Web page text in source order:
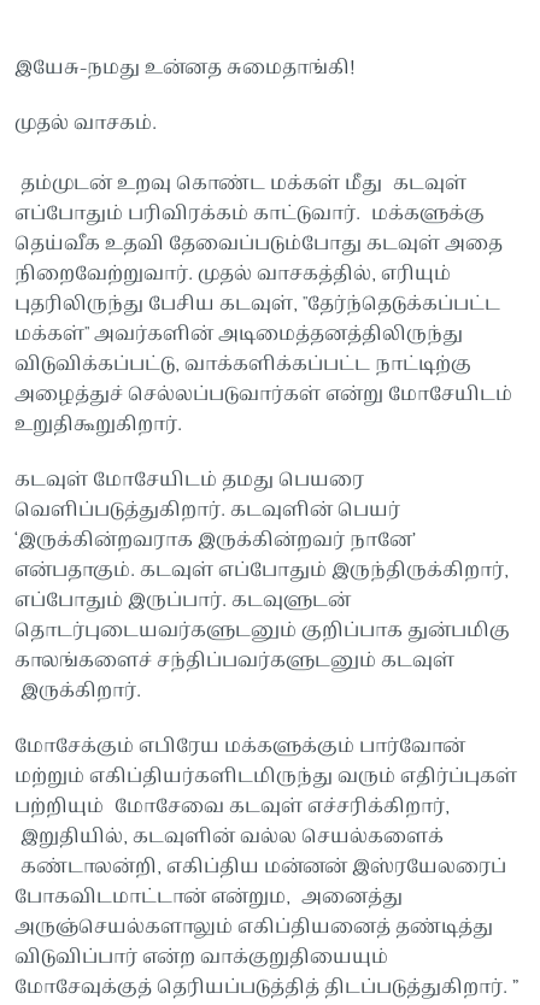
இயேசு-நமது உன்னத சுமைதாங்கி!
முதல் வாசகம்.
தம்முடன் உறவு கொண்ட மக்கள் மீது கடவுள்
எப்போதும் பரிவிரக்கம் காட்டுவார். மக்களுக்கு
தெய்வீக உதவி தேவைப்படும்போது கடவுள் அதை
நிறைவேற்றுவார். முதல் வாசகத்தில், எரியும்
புதரிலிருந்து பேசிய கடவுள், "தேர்ந்தெடுக்கப்பட்ட
மக்கள்" அவர்களின் அடிமைத்தனத்திலிருந்து
விடுவிக்கப்பட்டு, வாக்களிக்கப்பட்ட நாட்டிற்கு
அழைத்துச் செல்லப்படுவார்கள் என்று மோசேயிடம்
உறுதிகூறுகிறார்.
கடவுள் மோசேயிடம் தமது பெயரை
வெளிப்படுத்துகிறார். கடவுளின் பெயர்
‘இருக்கின்றவராக இருக்கின்றவர் நானே’
என்பதாகும். கடவுள் எப்போதும் இருந்திருக்கிறார்,
எப்போதும் இருப்பார். கடவுளுடன்
தொடர்புடையவர்களுடனும் குறிப்பாக துன்பமிகு
காலங்களைச் சந்திப்பவர்களுடனும் கடவுள்
இருக்கிறார்.
மோசேக்கும் எபிரேய மக்களுக்கும் பார்வோன்
மற்றும் எகிப்தியர்களிடமிருந்து வரும் எதிர்ப்புகள்
பற்றியும் மோசேவை கடவுள் எச்சரிக்கிறார்,
இறுதியில், கடவுளின் வல்ல செயல்களைக்
கண்டாலன்றி, எகிப்திய மன்னன் இஸ்ரயேலரைப்
போகவிடமாட்டான் என்றும, அனைத்து
அருஞ்செயல்களாலும் எகிப்தியனைத் தண்டித்து
விடுவிப்பார் என்ற வாக்குறுதியையும்
மோசேவுக்குத் தெரியப்படுத்தித் திடப்படுத்துகிறார். ”